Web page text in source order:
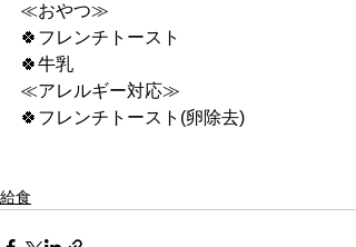
≪おやつ≫
🍀フレンチトースト
🍀牛乳
≪アレルギー対応≫
🍀フレンチトースト(卵除去)
給食